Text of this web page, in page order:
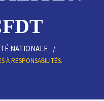
NATIONALE
À RESPONSABILITÉS.